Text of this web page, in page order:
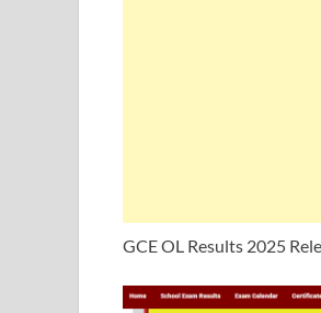
GCE OL Results 2025